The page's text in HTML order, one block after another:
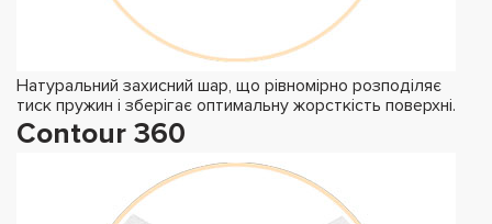
Натуральний захисний шар, що рівномірно розподіляє
тиск пружин і зберігає оптимальну жорсткість поверхні.
Contour 360